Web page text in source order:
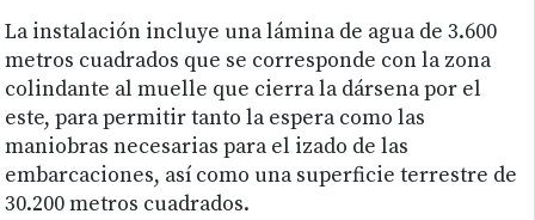
La instalación incluye una lámina de agua de 3.600
metros cuadrados que se corresponde con la zona
colindante al muelle que cierra la dársena por el
este, para permitir tanto la espera como las
maniobras necesarias para el izado de las
embarcaciones, así como una superficie terrestre de
30.200 metros cuadrados.